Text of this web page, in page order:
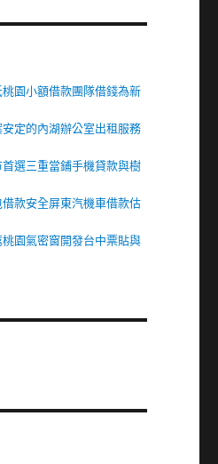
園小額借款團隊借錢為新
定的內湖辦公室出租服務
選三重當鋪手機貸款與樹
款安全屏東汽機車借款估
園氣密窗開發台中票貼與